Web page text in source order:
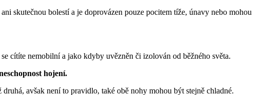
skutečnou bolestí a je doprovázen pouze pocitem tíže, únavy nebo mohou
cítíte nemobilní a jako kdyby uvězněn či izolován od běžného světa.
hojení.
avšak není to pravidlo, také obě nohy mohou být stejně chladné.